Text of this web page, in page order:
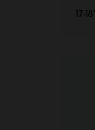
17-